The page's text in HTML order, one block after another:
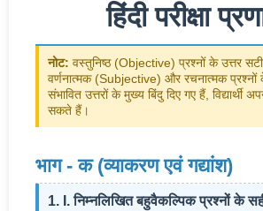
हिंदी परीक्षा
नोट: वस्तुनिष्ठ (Objective) प्रश्नों के उत्तर
वर्णनात्मक (Subjective) और रचनात्मक प्रश्नों
संभावित उत्तरों के मुख्य बिंदु दिए गए हैं, विद्यार्थी
सकते हैं।
भाग - क (व्याकरण एवं गद्यांश)
1. I. निम्नलिखित बहुवैकल्पिक प्रश्नों के